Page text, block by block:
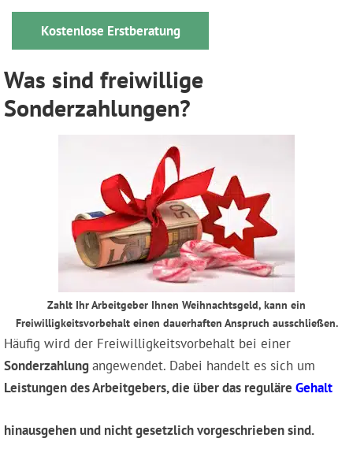
Kostenlose Erstberatung
Was sind freiwillige
Sonderzahlungen?
Zahlt Ihr Arbeitgeber Ihnen Weihnachtsgeld, kann ein
Freiwilligkeitsvorbehalt einen dauerhaften Anspruch ausschließen.
Häufig wird der Freiwilligkeitsvorbehalt bei einer
Sonderzahlungangewendet. Dabei handelt es sich um
Leistungen des Arbeitgebers, die über das reguläre Gehalt
hinausgehen und nicht gesetzlich vorgeschrieben sind.